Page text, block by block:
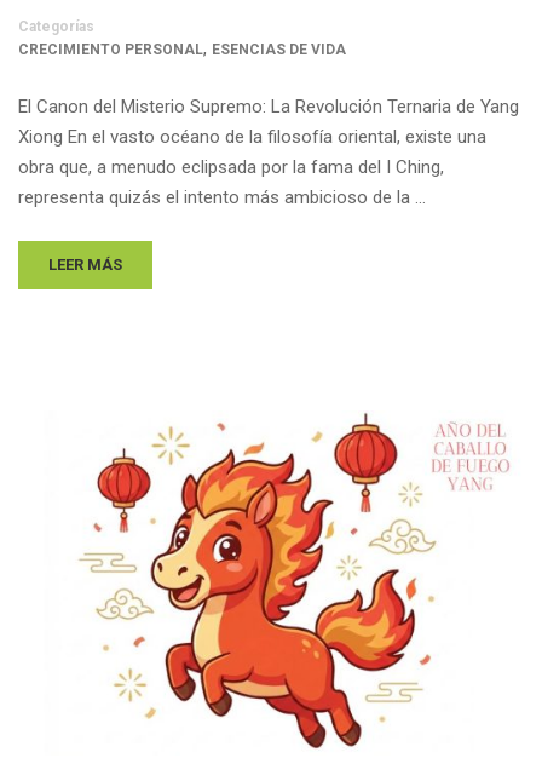
Categorías
CRECIMIENTO PERSONAL, ESENCIAS DE VIDA
El Canon del Misterio Supremo: La Revolución Ternaria de Yang
Xiong En el vasto océano de la filosofía oriental, existe una
obra que, a menudo eclipsada por la fama del I Ching,
representa quizás el intento más ambicioso de la …
LEER MÁS